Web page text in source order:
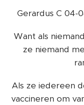
Gerardus C 04-
Want als
ze niemand
Als ze iedereen
vaccineren om